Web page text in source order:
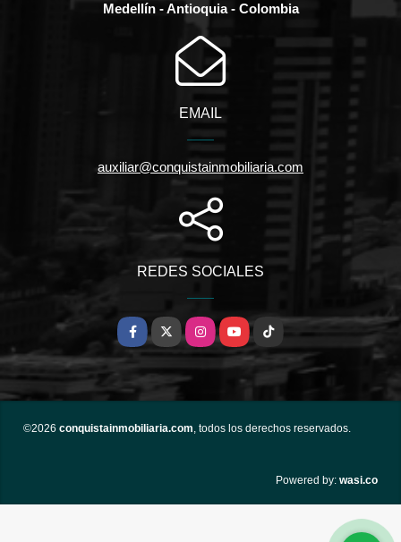
Medellín - Antioquia - Colombia
EMAIL
auxiliar@conquistainmobiliaria.com
REDES SOCIALES
Facebook
X InstagramYouTubeTikTok
©2026 conquistainmobiliaria.com, todos los derechos reservados.
Powered by: wasi.co